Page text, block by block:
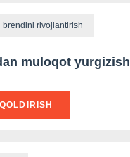
brendini rivojlantirish
muloqot yurgizish